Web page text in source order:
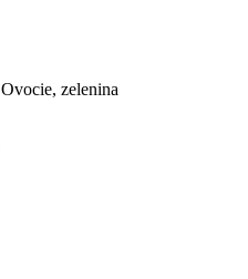
Ovocie, zelenina